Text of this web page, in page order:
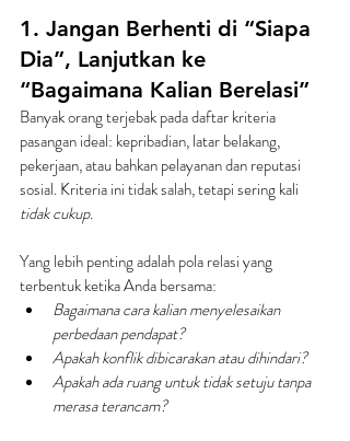
1. Jangan Berhenti di “Siapa
Dia”, Lanjutkan ke
“Bagaimana Kalian Berelasi”
Banyak orang terjebak pada daftar kriteria
pasangan ideal: kepribadian, latar belakang,
pekerjaan, atau bahkan pelayanan dan reputasi
sosial. Kriteria ini tidak salah, tetapi sering kali
tidak cukup.
Yang lebih penting adalah pola relasi yang
terbentuk ketika Anda bersama:
Bagaimana cara kalian menyelesaikan
perbedaan pendapat?
Apakah konflik dibicarakan atau dihindari?
Apakah ada ruang untuk tidak setuju tanpa
merasa terancam?